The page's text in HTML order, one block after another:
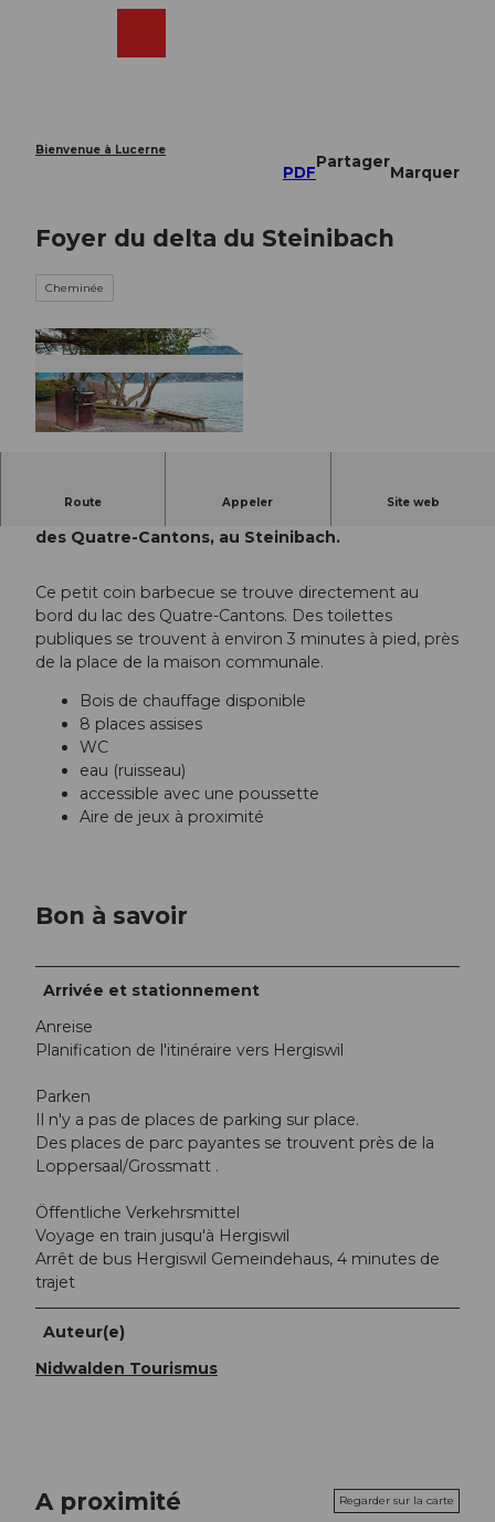
Bienvenue à Lucerne
PDF
Partager
Marquer
Foyer du delta du Steinibach
Cheminée
Route Appeler Site web
Ce foyer se trouve directement au bord du lac
des Quatre-Cantons, au Steinibach.
Ce petit coin barbecue se trouve directement au
bord du lac des Quatre-Cantons. Des toilettes
publiques se trouvent à environ 3 minutes à pied, près
de la place de la maison communale.
Bois de chauffage disponible
8 places assises
WC
eau (ruisseau)
accessible avec une poussette
Aire de jeux à proximité
Bon à savoir
Arrivée et stationnement
Anreise
Planification de l'itinéraire vers Hergiswil
Parken
Il n'y a pas de places de parking sur place.
Des places de parc payantes se trouvent près de la
Loppersaal/Grossmatt .
Öffentliche Verkehrsmittel
Voyage en train jusqu'à Hergiswil
Arrêt de bus Hergiswil Gemeindehaus, 4 minutes de
trajet
Auteur(e)
Nidwalden Tourismus
A proximité Regarder sur la carte